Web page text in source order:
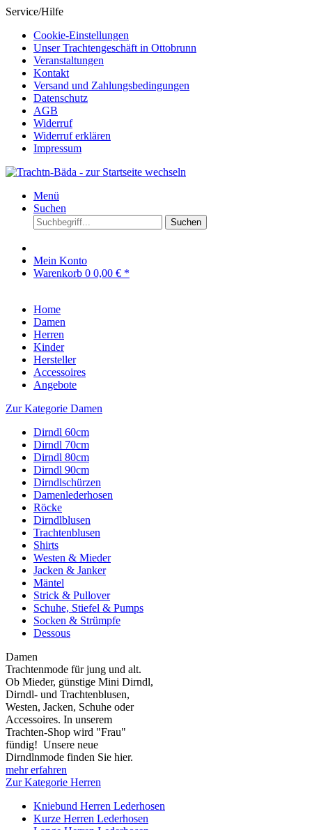
Service/Hilfe
Cookie-Einstellungen
Unser Trachtengeschäft in Ottobrunn
Veranstaltungen
Kontakt
Versand und Zahlungsbedingungen
Datenschutz
AGB
Widerruf
Widerruf erklären
Impressum
Menü
Suchen
Suchen
Mein Konto
Warenkorb 0 0,00 € *
Home
Damen
Herren
Kinder
Hersteller
Accessoires
Angebote
Zur Kategorie Damen
Dirndl 60cm
Dirndl 70cm
Dirndl 80cm
Dirndl 90cm
Dirndlschürzen
Damenlederhosen
Röcke
Dirndlblusen
Trachtenblusen
Shirts
Westen & Mieder
Jacken & Janker
Mäntel
Strick & Pullover
Schuhe, Stiefel & Pumps
Socken & Strümpfe
Dessous
Damen
Trachtenmode für jung und alt.
Ob Mieder, günstige Mini Dirndl,
Dirndl- und Trachtenblusen,
Westen, Jacken, Schuhe oder
Accessoires. In unserem
Trachten-Shop wird "Frau"
fündig! Unsere neue
Dirndlnmode finden Sie hier.
mehr erfahren
Zur Kategorie Herren
Kniebund Herren Lederhosen
Kurze Herren Lederhosen